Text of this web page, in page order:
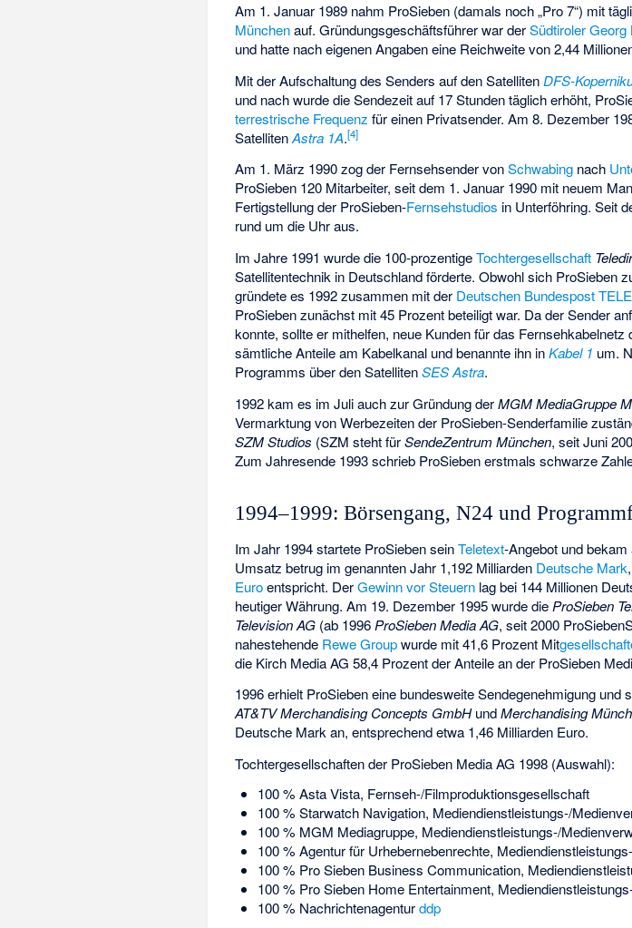
Am 1. Januar 1989 nahm ProSieben (damals noch „Pro 7“) mit
Münchenauf. Gründungsgeschäftsführer war derSüdtiroler Georg
und hatte nach eigenen Angaben eine Reichweite von 2,44
Mit der Aufschaltung des Senders auf den SatellitenDFS-
und nach wurde die Sendezeit auf 17 Stunden täglich erhöht,
terrestrische Frequenz für einen Privatsender. Am 8. Dezember
SatellitenAstra 1A.[4]
Am 1. März 1990 zog der Fernsehsender vonSchwabing nach
ProSieben 120 Mitarbeiter, seit dem 1. Januar 1990 mit neuem
Fertigstellung der ProSieben-Fernsehstudios in Unterföhring. Seit
rund um die Uhr aus.
Im Jahre 1991 wurde die 100-prozentigeTochtergesellschaft
Satellitentechnik in Deutschland förderte. Obwohl sich ProSieben
gründete es 1992 zusammen mit der Deutschen Bundespost
ProSieben zunächst mit 45 Prozent beteiligt war. Da der Sender
konnte, sollte er mithelfen, neue Kunden für das Fernsehkabelnetz
sämtliche Anteile am Kabelkanal und benannte ihn inKabel 1 um.
Programms über den SatellitenSES Astra.
1992 kam es im Juli auch zur Gründung derMGM MediaGruppe
Vermarktung von Werbezeiten der ProSieben-Senderfamilie
SZM Studios (SZM steht fürSendeZentrum München, seit Juni
Zum Jahresende 1993 schrieb ProSieben erstmals schwarze
1994–1999: Börsengang, N24 und
Im Jahr 1994 startete ProSieben seinTeletext-Angebot und
Umsatz betrug im genannten Jahr 1,192 Milliarden Deutsche Mark
Euroentspricht. DerGewinn vor Steuern lag bei 144 Millionen
heutiger Währung. Am 19. Dezember 1995 wurde die ProSieben
Television AG (ab 1996 ProSieben Media AG, seit 2000
nahestehende Rewe Groupwurde mit 41,6 Prozent Mit
die Kirch Media AG 58,4 Prozent der Anteile an der ProSieben
1996 erhielt ProSieben eine bundesweite Sendegenehmigung und
AT&TV Merchandising Concepts GmbHundMerchandising
Deutsche Mark an, entsprechend etwa 1,46 Milliarden Euro.
Tochtergesellschaften der ProSieben Media AG 1998 (Auswahl):
100 % Asta Vista, Fernseh-/Filmproduktionsgesellschaft
100 % Starwatch Navigation, Mediendienstleistungs-/
100 % MGM Mediagruppe, Mediendienstleistungs-/
100 % Agentur für Urhebernebenrechte,
100 % Pro Sieben Business Communication,
100 % Pro Sieben Home Entertainment,
100 % Nachrichtenagenturddp